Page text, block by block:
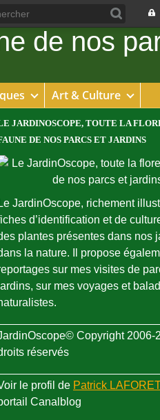
Art & Culture
JARDINOSCOPE, TOUTE LA
DE NOS PARCS ET JARDINS
Le JardinOscope, richement
d’identification et de
plantes présentes dans nos
la nature. Il propose
sur mes visites de
sur mes voyages et
Copyright 2006-
réservés
le profil de Patrick
Canalblog